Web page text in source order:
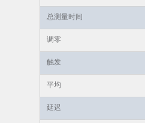
总测量时间
调零
触发
平均
延迟